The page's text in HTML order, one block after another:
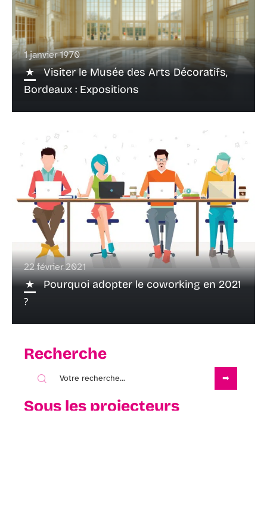
1 janvier 1970
Visiter le Musée des Arts Décoratifs,
Bordeaux : Expositions
22 février 2021
Pourquoi adopter le coworking en 2021
?
Recherche
Sous les projecteurs